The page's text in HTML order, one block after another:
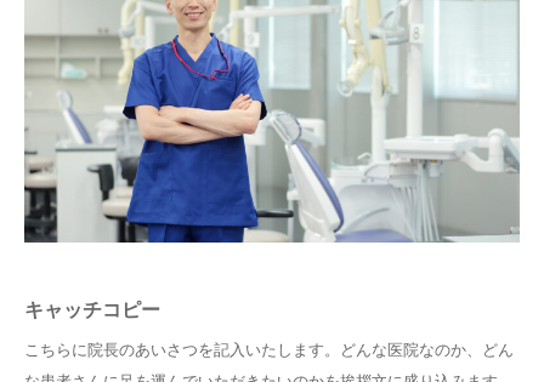
キャッチコピー
こちらに院長のあいさつを記入いたします。どんな医院なのか、どん